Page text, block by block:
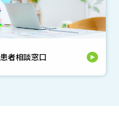
患者相談窓口